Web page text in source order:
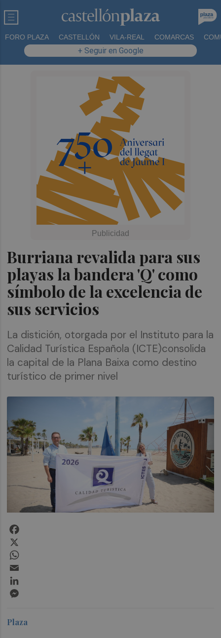
FORO PLAZA CASTELLÓN VILA-REAL COMARCAS
+ Seguir en Google
Burriana revalida para sus
playas la bandera 'Q' como
símbolo de la excelencia de
sus servicios
La distición, otorgada por el Instituto para la
Calidad Turística Española (ICTE)consolida
la capital de la Plana Baixa como destino
turístico de primer nivel
Plaza